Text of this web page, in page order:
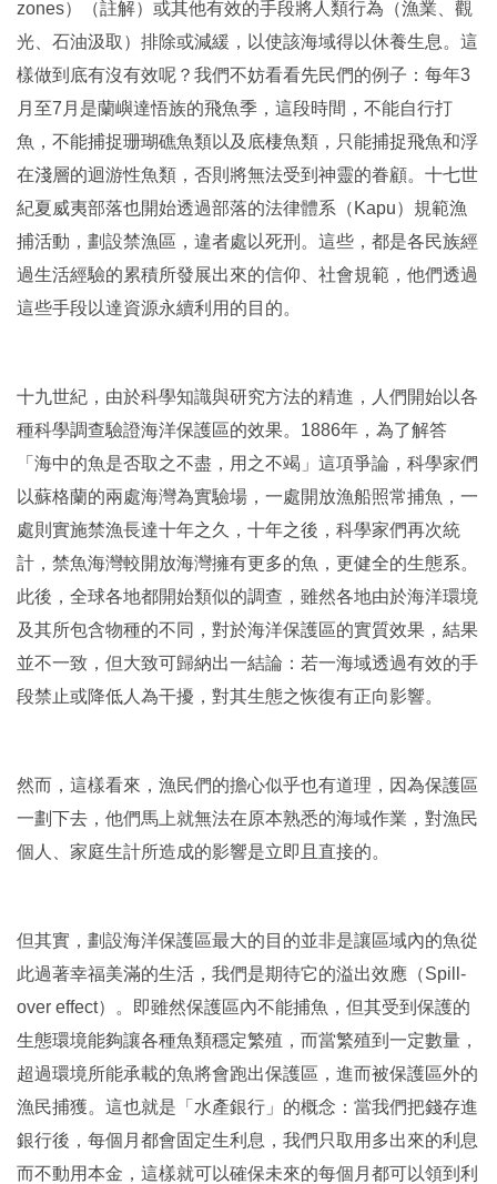
zones）（註解）或其他有效的手段將人類行為（漁業、觀
光、石油汲取）排除或減緩，以使該海域得以休養生息。這
樣做到底有沒有效呢？我們不妨看看先民們的例子：每年3
月至7 月是蘭嶼達悟族的飛魚季，這段時間，不能自行打
魚，不能捕捉珊瑚礁魚類以及底棲魚類，只能捕捉飛魚和浮
在淺層的迴游性魚類，否則將無法受到神靈的眷顧。十七世
紀夏威夷部落也開始透過部落的法律體系（ Kapu）規範漁
捕活動，劃設禁漁區，違者處以死刑。這些，都是各民族經
過生活經驗的累積所發展出來的信仰、社會規範，他們透過
這些手段以達資源永續利用的目的。
十九世紀，由於科學知識與研究方法的精進，人們開始以各
種科學調查驗證海洋保護區的效果。 1886年，為了解答
「海中的魚是否取之不盡，用之不竭」這項爭論，科學家們
以蘇格蘭的兩處海灣為實驗場，一處開放漁船照常捕魚，一
處則實施禁漁長達十年之久，十年之後，科學家們再次統
計，禁魚海灣較開放海灣擁有更多的魚，更健全的生態系。
此後，全球各地都開始類似的調查，雖然各地由於海洋環境
及其所包含物種的不同，對於海洋保護區的實質效果，結果
並不一致，但大致可歸納出一結論：若一海域透過有效的手
段禁止或降低人為干擾，對其生態之恢復有正向影響。
然而，這樣看來，漁民們的擔心似乎也有道理，因為保護區
一劃下去，他們馬上就無法在原本熟悉的海域作業，對漁民
個人、家庭生計所造成的影響是立即且直接的。
但其實，劃設海洋保護區最大的目的並非是讓區域內的魚從
此過著幸福美滿的生活，我們是期待它的溢出效應（Spill-
over effect）。即雖然保護區內不能捕魚，但其受到保護的
生態環境能夠讓各種魚類穩定繁殖，而當繁殖到一定數量，
超過環境所能承載的魚將會跑出保護區，進而被保護區外的
漁民捕獲。這也就是「水產銀行」的概念：當我們把錢存進
銀行後，每個月都會固定生利息，我們只取用多出來的利息
而不動用本金，這樣就可以確保未來的每個月都可以領到利